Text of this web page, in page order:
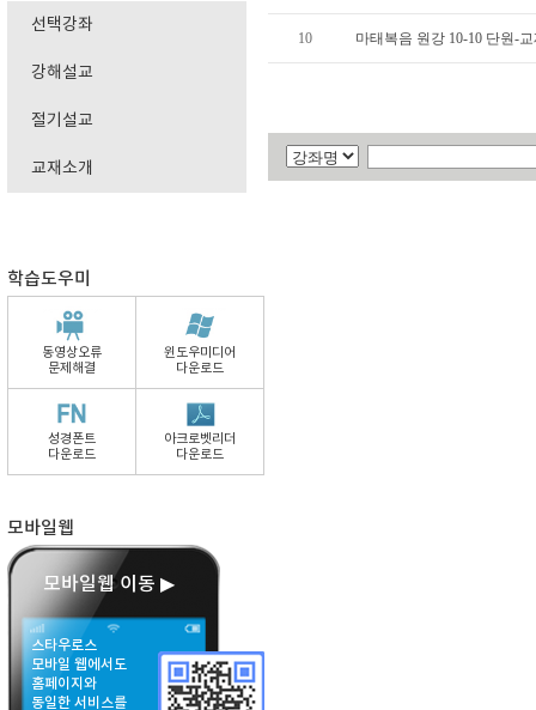
선택강좌
강해설교
절기설교
교재소개
학습도우미
동영상오류
문제해결
윈도우미디어
다운로드
성경폰트
다운로드
아크로벳리더
다운로드
모바일웹
모바일웹 이동 ▶
스타우로스
모바일 웹에서도
홈페이지와
동일한 서비스를
10 마태복음 원강 10-10 단원-